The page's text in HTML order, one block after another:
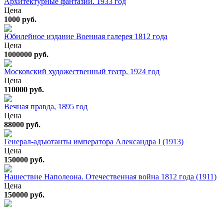
Цена
1000 руб.
Юбилейное издание Военная галерея 1812 года
Цена
1000000 руб.
Московский художественный театр. 1924 год
Цена
110000 руб.
Вечная правда, 1895 год
Цена
88000 руб.
Генерал-адъютанты императора Александра I (1913)
Цена
150000 руб.
Нашествие Наполеона. Отечественная война 1812 года (1911)
Цена
150000 руб.